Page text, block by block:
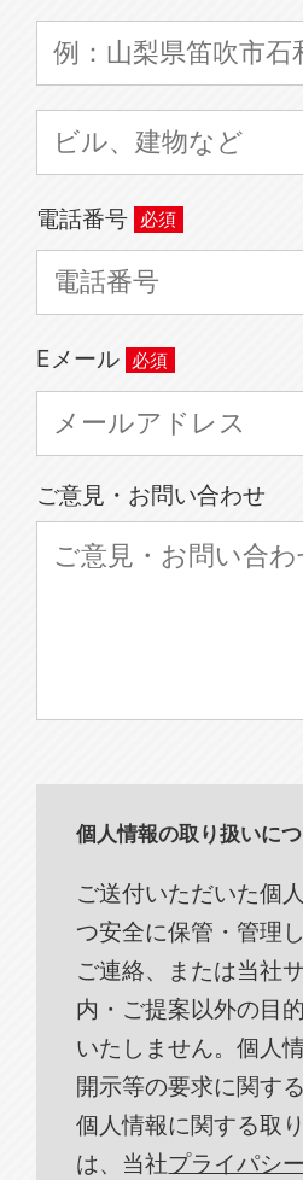
電話番号
Eメール
ご意見・お問い合わせ
個人情報の取り扱いに
ご送付いただいた個
つ安全に保管・管理
ご連絡、または当社
内・ご提案以外の目
いたしません。個人
開示等の要求に関す
個人情報に関する取
は、当社プライパシ